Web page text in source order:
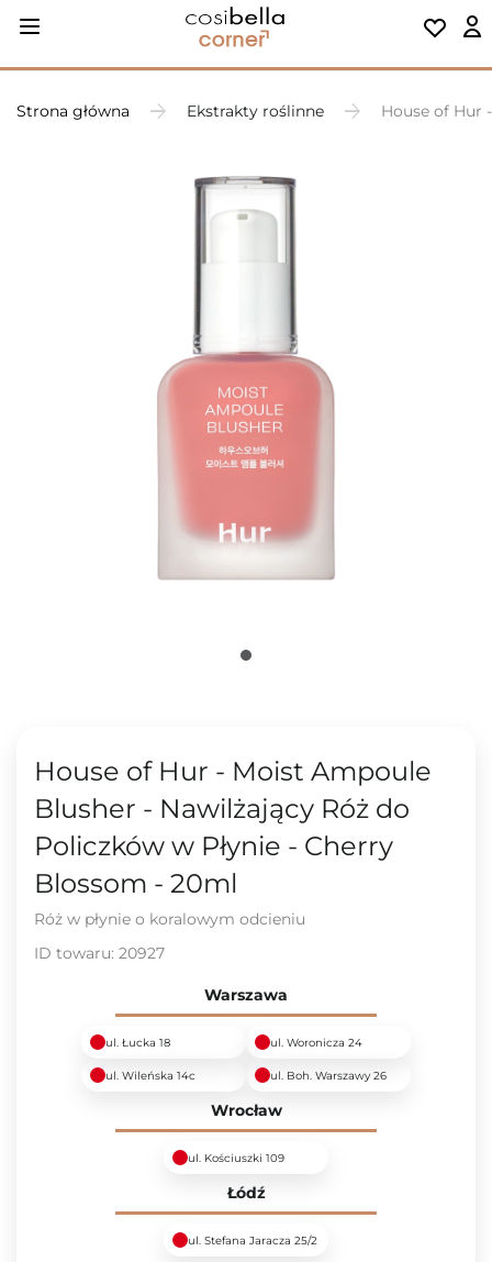
Strona główna Ekstrakty roślinne House of Hur
House of Hur - Moist Ampoule
Blusher - Nawilżający Róż do
Policzków w Płynie - Cherry
Blossom - 20ml
Róż w płynie o koralowym odcieniu
ID towaru: 20927
Warszawa
ul. Łucka 18 ul. Woronicza 24
ul. Wileńska 14c ul. Boh. Warszawy 26
Wrocław
ul. Kościuszki 109
Łódź
ul. Stefana Jaracza 25/2